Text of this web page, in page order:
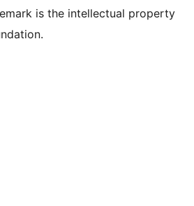
is the intellectual property